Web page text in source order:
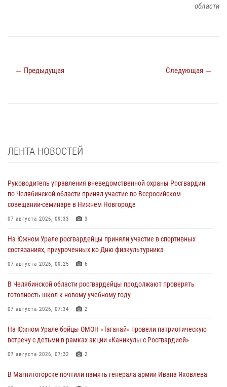
области
← Предыдущая Следующая →
ЛЕНТА НОВОСТЕЙ
Руководитель управления вневедомственной охраны Росгвардии
по Челябинской области принял участие во Всеросийском
совещании-семинаре в Нижнем Новгороде
07 августа 2026, 09:33 3
На Южном Урале росгвардейцы приняли участие в спортивных
состязаниях, приуроченных ко Дню физкультурника
07 августа 2026, 09:25 6
В Челябинской области росгвардейцы продолжают проверять
готовность школ к новому учебному году
07 августа 2026, 07:34 2
На Южном Урале бойцы ОМОН «Таганай» провели патриотическую
встречу с детьми в рамках акции «Каникулы с Росгвардией»
07 августа 2026, 07:32 2
В Магнитогорске почтили память генерала армии Ивана Яковлева